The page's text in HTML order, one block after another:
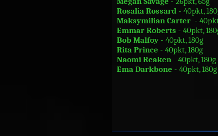
Rosalia Rossard - 40pkt,
Maksymilian Carter -
Emmar Roberts - 40pkt,
Bob Malfoy - 40pkt, 180g
Rita Prince - 40pkt, 180g
Naomi Reaken - 40pkt, 180g
Ema Darkbone - 40pkt, 180g